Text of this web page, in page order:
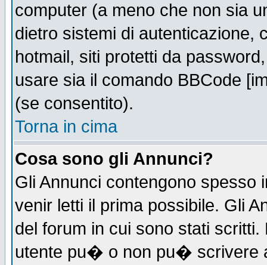
computer (a meno che non sia
dietro sistemi di autenticazione,
hotmail, siti protetti da
usare sia il comando BBCode
(se consentito).
Torna in cima
Cosa sono gli Annunci?
Gli Annunci contengono spesso
venir letti il prima possibile. Gli
del forum in cui sono stati
utente pu� o non pu� scrivere